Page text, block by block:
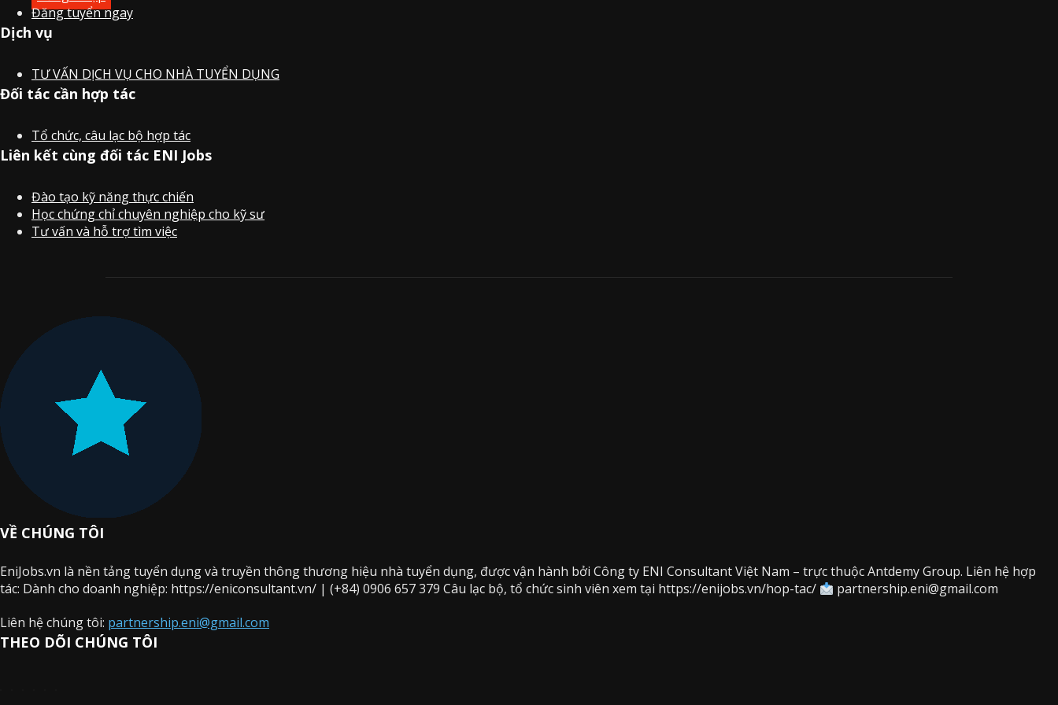
Đăng tuyển ngay
Dịch vụ
TƯ VẤN DỊCH VỤ CHO NHÀ TUYỂN DỤNG
Đối tác cần hợp tác
Tổ chức, câu lạc bộ hợp tác
Liên kết cùng đối tác ENI Jobs
Đào tạo kỹ năng thực chiến
Học chứng chỉ chuyên nghiệp cho kỹ sư
Tư vấn và hỗ trợ tìm việc
VỀ CHÚNG TÔI
EniJobs.vn là nền tảng tuyển dụng và truyền thông thương hiệu nhà tuyển dụng, được vận hành bởi Công ty ENI Consultant Việt Nam – trực thuộc Antdemy Group. Liên hệ hợp
tác: Dành cho doanh nghiệp: https://eniconsultant.vn/ | (+84) 0906 657 379 Câu lạc bộ, tổ chức sinh viên xem tại https://enijobs.vn/hop-tac/
partnership.eni@gmail.com
Liên hệ chúng tôi: partnership.eni@gmail.com
THEO DÕI CHÚNG TÔI